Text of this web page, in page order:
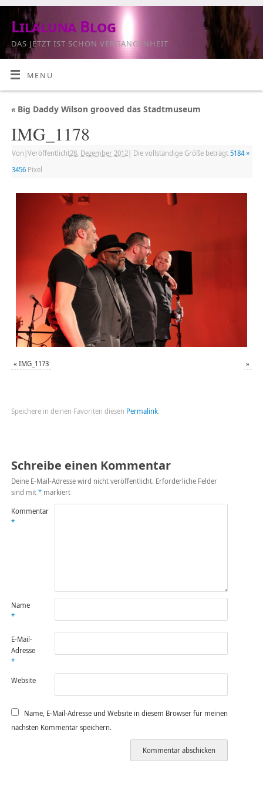
Lilaluna Blog
DAS JETZT IST SCHON VERGANGENHEIT
MENÜ
«Big Daddy Wilson grooved das Stadtmuseum
IMG_1178
Von Veröffentlicht28. Dezember 2012| Die vollständige Größe beträgt 5184 ×
3456Pixel
« IMG_1173 »
Speichere in deinen Favoriten diesen Permalink.
Schreibe einen Kommentar
Deine E-Mail-Adresse wird nicht veröffentlicht. Erforderliche Felder
sind mit *markiert
Kommentar
*
Name
*
E-Mail-
Adresse
*
Website
Name, E-Mail-Adresse und Website in diesem Browser für meinen
nächsten Kommentar speichern.